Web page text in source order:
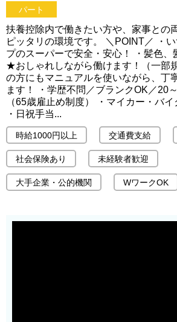
パート
扶養控除内で働きたい方や、家事との
ピッタリの環境です。 ＼POINT／ ・
プのスーパーで安全・安心！ ・髪色
★おしゃれしながら働けます！（一部
の方にもマニュアルを使いながら、丁
ます！ ・学歴不問／ブランクOK／20
（65歳雇止め制度） ・マイカー・バ
・日祝手当...
時給1000円以上 交通費支給
社会保険あり 未経験者歓迎
大手企業・公的機関 WワークOK